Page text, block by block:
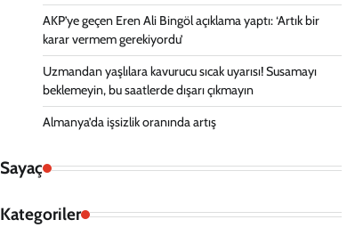
AKP’ye geçen Eren Ali Bingöl açıklama yaptı: ‘Artık bir
karar vermem gerekiyordu’
Uzmandan yaşlılara kavurucu sıcak uyarısı! Susamayı
beklemeyin, bu saatlerde dışarı çıkmayın
Almanya’da işsizlik oranında artış
Sayaç
Kategoriler